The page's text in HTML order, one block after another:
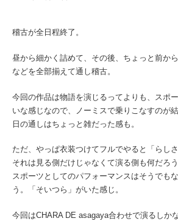
稽古が全日程終了。
昼から細かく詰めて、その後、ちょっと前か
などを全部揃えて通し稽古。
今回の作品は物語を演じるってよりも、スポ
いな感じなので、ノーミスで乗りこなすのが
日の通しはちょっと雑だった感も。
ただ、やっぱ衣装つけてフルでやると「らしさ
それは見る側だけじゃなくて演る側も何だろう
スポーツとしてのパフォーマンスはそうでも
う。「そいつら」がいた感じ。
今回はCHARA DE asagaya合わせで演るしか